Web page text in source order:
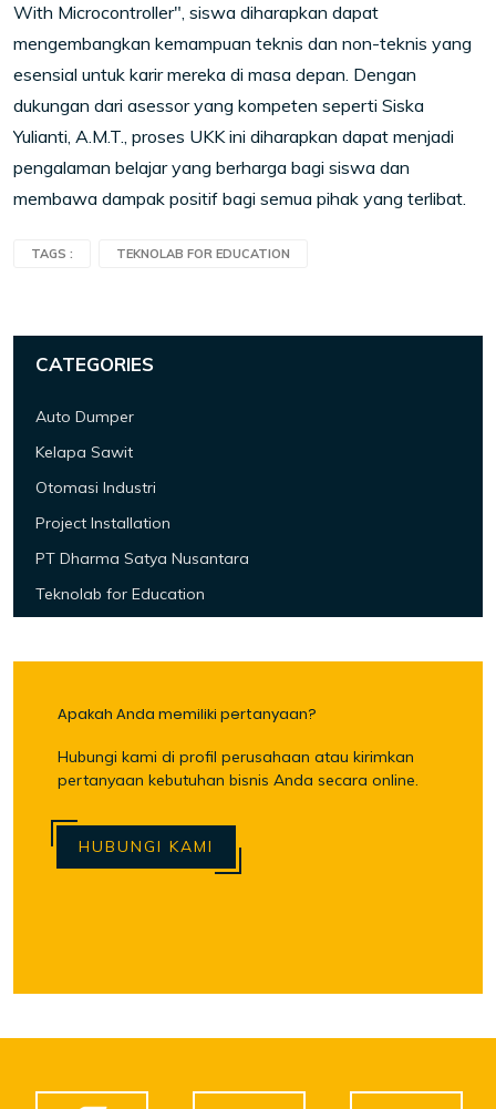
With Microcontroller", siswa diharapkan dapat
mengembangkan kemampuan teknis dan non-teknis yang
esensial untuk karir mereka di masa depan. Dengan
dukungan dari asessor yang kompeten seperti Siska
Yulianti, A.M.T., proses UKK ini diharapkan dapat menjadi
pengalaman belajar yang berharga bagi siswa dan
membawa dampak positif bagi semua pihak yang terlibat.
TAGS : TEKNOLAB FOR EDUCATION
CATEGORIES
Auto Dumper
Kelapa Sawit
Otomasi Industri
Project Installation
PT Dharma Satya Nusantara
Teknolab for Education
Apakah Anda memiliki pertanyaan?
Hubungi kami di profil perusahaan atau kirimkan
pertanyaan kebutuhan bisnis Anda secara online.
HUBUNGI KAMI